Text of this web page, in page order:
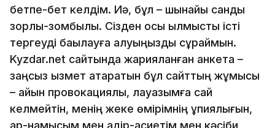
бетпе-бет келдім. Иә, бұл – шынайы сандық
зорлық-зомбылық. Сізден осы қылмыстық істі
тергеуді бақылауға алуыңызды сұраймын.
Kyzdar.net сайтында жарияланған анкета –
заңсыз қызмет атқаратын бұл сайттың жұмысы
– айқын провокациялық, лауазымға сай
келмейтін, менің жеке өмірімнің құпиялығын,
ар-намысым мен қадір-қасиетім мен кәсіби